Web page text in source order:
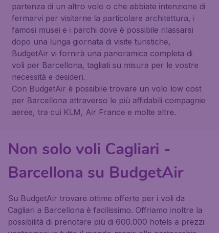
partenza di un altro volo o che abbiate intenzione di
fermarvi per visitarne la particolare architettura, i
famosi musei e i parchi dove è possibile rilassarsi
dopo una lunga giornata di visite turistiche,
BudgetAir vi fornirà una panoramica completa di
voli per Barcellona, tagliati su misura per le vostre
necessità e desideri.
Con BudgetAir è possibile trovare un volo low cost
per Barcellona attraverso le più affidabili compagnie
aeree, tra cui KLM, Air France e molte altre.
Non solo voli Cagliari -
Barcellona su BudgetAir
Su BudgetAir trovare ottime offerte per i voli da
Cagliari a Barcellona è facilissimo. Offriamo inoltre la
possibilità di prenotare più di 600.000 hotels a prezzi